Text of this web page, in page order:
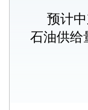
预计
石油供给